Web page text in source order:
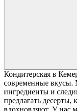
Кондитерская в
современные вкусы.
ингредиенты и
предлагать десерты,
вдохновляют. У нас